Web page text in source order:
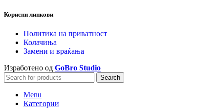
Корисни линкови
Политика на приватност
Колачиња
Замени и враќања
Изработено од GoBro Studio
Search
Menu
Категории